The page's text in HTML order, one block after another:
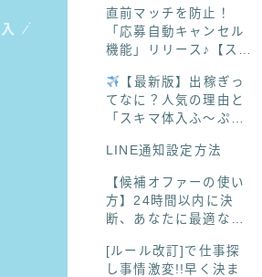
直前マッチを防止！
「応募自動キャンセル
機能」リリース♪【スキ
【最新版】出稼ぎっ
てなに？人気の理由と
「スキマ体入ふ〜ぷ」
LINE通知設定方法
【候補オファーの使い
方】24時間以内に決
断、あなたに最適なオ
[ルール改訂]で仕事探
し事情激変!!早く決ま